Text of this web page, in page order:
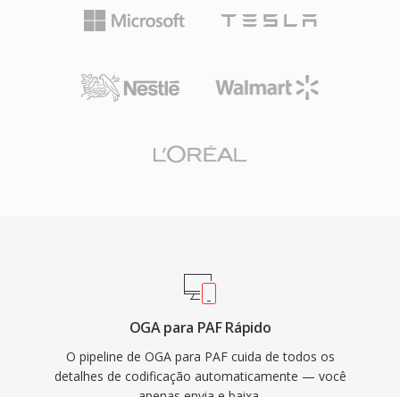
OGA para PAF Rápido
O pipeline de OGA para PAF cuida de todos os
detalhes de codificação automaticamente — você